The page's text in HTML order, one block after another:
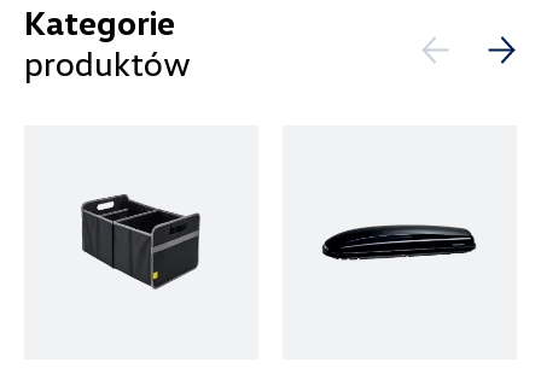
Kategorie
produktów
akcesoria@autoforum.pl
ul. Krakowska 33, Wieliczka
+48 122 527 800
czescivw@autoluzar.pl